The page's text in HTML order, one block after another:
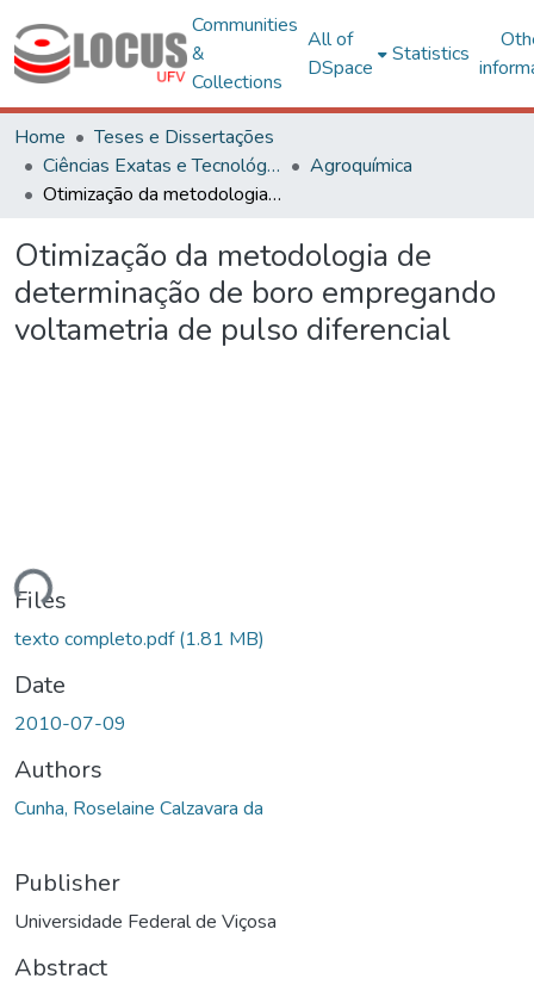
Communities
&
Collections
All of
DSpace
Statistics
Home
Teses e Dissertações
Ciências Exatas e Tecnológicas
Agroquímica
Otimização da metodologia de determinação de boro empregando voltametria de pulso diferencial
Otimização da metodologia de
determinação de boro empregando
voltametria de pulso diferencial
Files
texto completo.pdf(1.81 MB)
Date
2010-07-09
Authors
Cunha, Roselaine Calzavara da
Publisher
Universidade Federal de Viçosa
Abstract